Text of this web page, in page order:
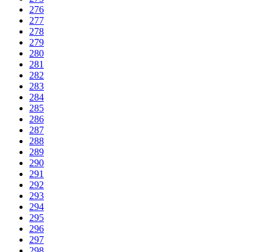
276
277
278
279
280
281
282
283
284
285
286
287
288
289
290
291
292
293
294
295
296
297